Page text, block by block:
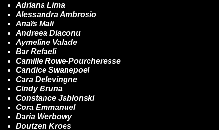
Adriana Lima
Alessandra Ambrosio
Anaïs Mali
Andreea Diaconu
Aymeline Valade
Bar Refaeli
Camille Rowe-Pourcheresse
Candice Swanepoel
Cara Delevingne
Cindy Bruna
Constance Jablonski
Cora Emmanuel
Daria Werbowy
Doutzen Kroes